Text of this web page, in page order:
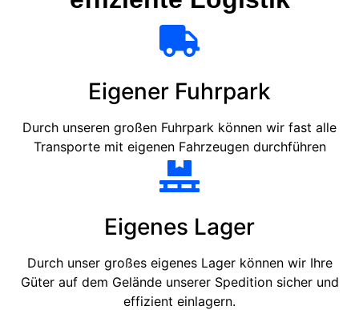
Eigener Fuhrpark
Durch unseren großen Fuhrpark können wir fast alle
Transporte mit eigenen Fahrzeugen durchführen
Eigenes Lager
Durch unser großes eigenes Lager können wir Ihre
Güter auf dem Gelände unserer Spedition sicher und
effizient einlagern.